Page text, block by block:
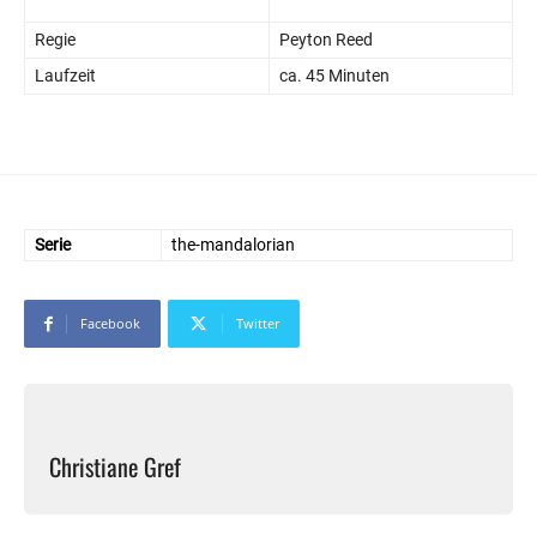
Regie
Peyton Reed
Laufzeit
ca. 45 Minuten
Serie the-mandalorian
Facebook Twitter
Christiane Gref